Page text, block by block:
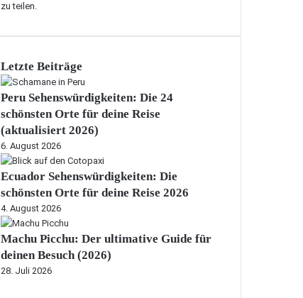
zu teilen.
Letzte Beiträge
Peru Sehenswürdigkeiten: Die 24
schönsten Orte für deine Reise
(aktualisiert 2026)
6. August 2026
Ecuador Sehenswürdigkeiten: Die
schönsten Orte für deine Reise 2026
4. August 2026
Machu Picchu: Der ultimative Guide für
deinen Besuch (2026)
28. Juli 2026